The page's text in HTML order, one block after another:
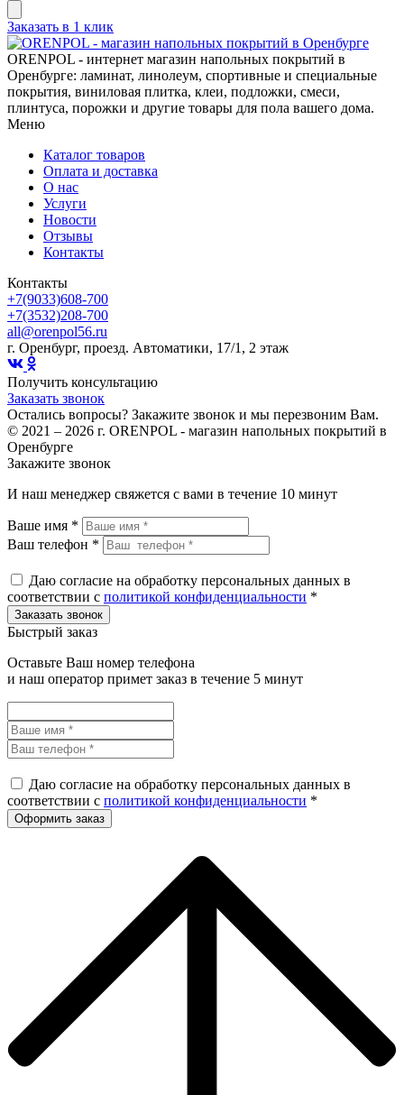
Заказать в 1 клик
ORENPOL - интернет магазин напольных покрытий в
Оренбурге: ламинат, линолеум, спортивные и специальные
покрытия, виниловая плитка, клеи, подложки, смеси,
плинтуса, порожки и другие товары для пола вашего дома.
Меню
Каталог товаров
Оплата и доставка
О нас
Услуги
Новости
Отзывы
Контакты
Контакты
+7(9033)608-700
+7(3532)208-700
all@orenpol56.ru
г. Оренбург, проезд. Автоматики, 17/1, 2 этаж
Получить консультацию
Заказать звонок
Остались вопросы? Закажите звонок и мы перезвоним Вам.
© 2021 – 2026 г. ORENPOL - магазин напольных покрытий в
Оренбурге
Закажите звонок
И наш менеджер свяжется с вами в течение 10 минут
Ваше имя *
Ваш телефон *
Даю согласие на обработку персональных данных в
соответствии с политикой конфиденциальности *
Быстрый заказ
Оставьте Ваш номер телефона
и наш оператор примет заказ в течение 5 минут
Даю согласие на обработку персональных данных в
соответствии с политикой конфиденциальности *